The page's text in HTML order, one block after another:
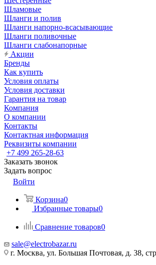
Шламовые
Шланги и полив
Шланги напорно-всасывающие
Шланги поливочные
Шланги слабонапорные
Акции
Бренды
Как купить
Условия оплаты
Условия доставки
Гарантия на товар
Компания
О компании
Контакты
Контактная информация
Реквизиты компании
+7 499 265-28-63
Заказать звонок
Задать вопрос
Войти
Корзина0
Избранные товары0
Сравнение товаров0
sale@electrobazar.ru
г. Москва, ул. Большая Почтовая, д. 38,